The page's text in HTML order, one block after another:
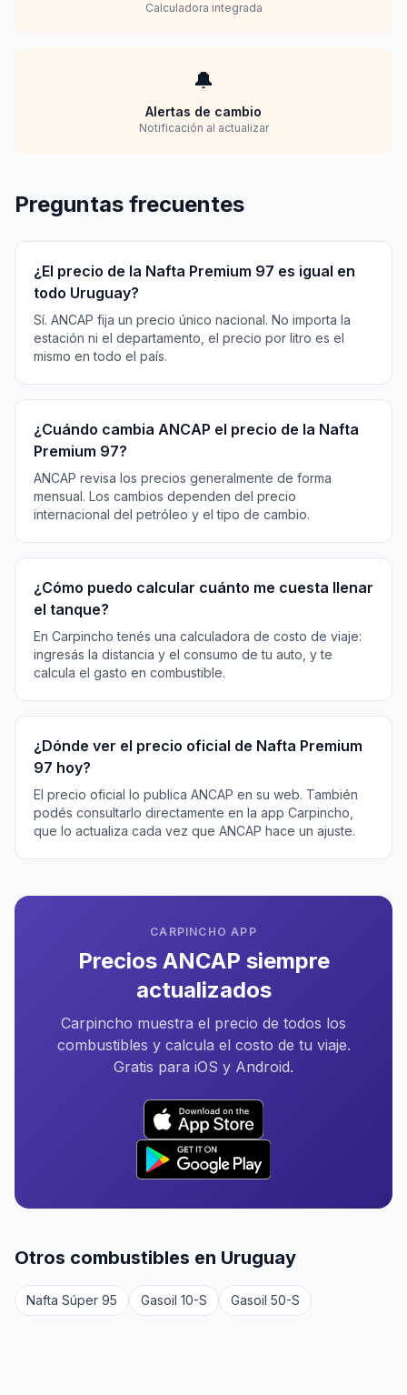
Calculadora integrada
🔔
Alertas de cambio
Notificación al actualizar
Preguntas frecuentes
¿El precio de la Nafta Premium 97 es igual en
todo Uruguay?
Sí. ANCAP fija un precio único nacional. No importa la
estación ni el departamento, el precio por litro es el
mismo en todo el país.
¿Cuándo cambia ANCAP el precio de la Nafta
Premium 97?
ANCAP revisa los precios generalmente de forma
mensual. Los cambios dependen del precio
internacional del petróleo y el tipo de cambio.
¿Cómo puedo calcular cuánto me cuesta llenar
el tanque?
En Carpincho tenés una calculadora de costo de viaje:
ingresás la distancia y el consumo de tu auto, y te
calcula el gasto en combustible.
¿Dónde ver el precio oficial de Nafta Premium
97 hoy?
El precio oficial lo publica ANCAP en su web. También
podés consultarlo directamente en la app Carpincho,
que lo actualiza cada vez que ANCAP hace un ajuste.
CARPINCHO APP
Precios ANCAP siempre
actualizados
Carpincho muestra el precio de todos los
combustibles y calcula el costo de tu viaje.
Gratis para iOS y Android.
Otros combustibles en Uruguay
Nafta Súper 95 Gasoil 10-S Gasoil 50-S